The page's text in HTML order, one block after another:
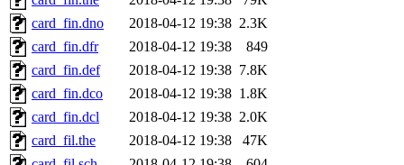
card_fin.dno
2018-04-12 19:38 2.3K
card_fin.dfr
2018-04-12 19:38
849
card_fin.def
2018-04-12 19:38 7.8K
card_fin.dco
2018-04-12 19:38 1.8K
card_fin.dcl
2018-04-12 19:38 2.0K
card_fil.the
2018-04-12 19:38
47K